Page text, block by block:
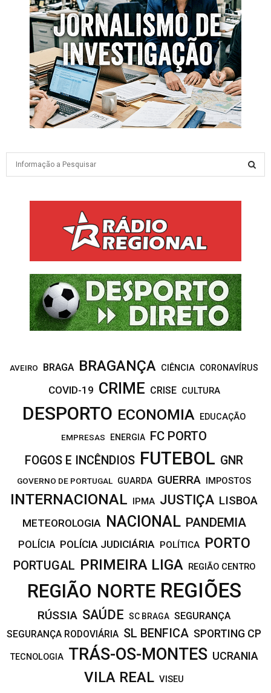
AVEIRO BRAGA BRAGANÇA CIÊNCIA CORONAVÍRUS
COVID-19 CRIME CRISE CULTURA
DESPORTO ECONOMIA EDUCAÇÃO
EMPRESAS ENERGIA FC PORTO
FOGOS E INCÊNDIOS FUTEBOL GNR
GOVERNO DE PORTUGAL GUARDA GUERRA IMPOSTOS
INTERNACIONAL IPMA JUSTIÇA LISBOA
METEOROLOGIA NACIONAL PANDEMIA
POLÍCIA POLÍCIA JUDICIÁRIA POLÍTICA PORTO
PORTUGAL PRIMEIRA LIGA REGIÃO CENTRO
REGIÃO NORTE REGIÕES
RÚSSIA SAÚDE SC BRAGA SEGURANÇA
SEGURANÇA RODOVIÁRIA SL BENFICA SPORTING CP
TECNOLOGIA TRÁS-OS-MONTES UCRANIA
VILA REAL VISEU